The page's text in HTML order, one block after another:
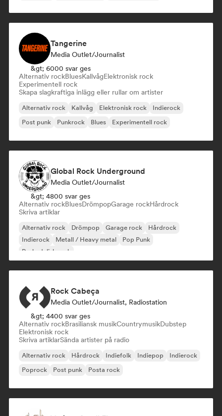
Tangerine
Media Outlet/Journalist
&gt; 6000 svar ges
Alternativ rockBluesKallvågElektronisk rock
Experimentell rock
Skapa slagkraftiga inlägg eller rullar om artister
Alternativ rock Kallvåg Elektronisk rock
Indierock
Post punk
Punkrock Blues Experimentell rock
Global Rock Underground
Media Outlet/Journalist
&gt; 4800 svar ges
Alternativ rockBluesDrömpopGarage rockHårdrock
Skriva artiklar
Alternativ rock Drömpop Garage rock
Hårdrock
Indierock
Metall / Heavy metal
Pop Punk
Psykedelisk rock
Rock Cabeça
Media Outlet/Journalist, Radiostation
&gt; 4400 svar ges
Alternativ rockBrasiliansk musikCountrymusikDubstep
Elektronisk rock
Skriva artiklarSända artister på radio
Alternativ rock Hårdrock Indiefolk Indiepop
Indierock
Poprock
Post punk Posta rock